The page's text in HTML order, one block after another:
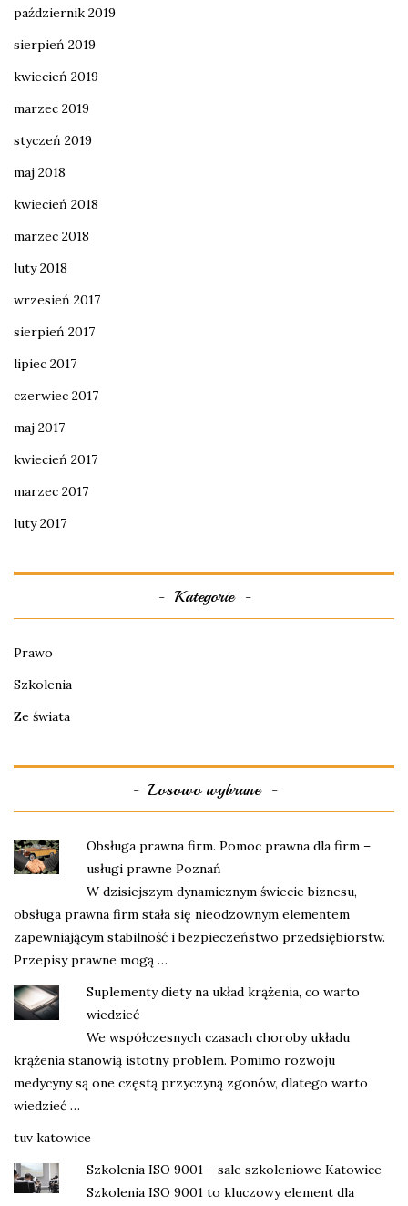
październik 2019
sierpień 2019
kwiecień 2019
marzec 2019
styczeń 2019
maj 2018
kwiecień 2018
marzec 2018
luty 2018
wrzesień 2017
sierpień 2017
lipiec 2017
czerwiec 2017
maj 2017
kwiecień 2017
marzec 2017
luty 2017
Kategorie
Prawo
Szkolenia
Ze świata
Losowo wybrane
Obsługa prawna firm. Pomoc prawna dla firm –
usługi prawne Poznań
W dzisiejszym dynamicznym świecie biznesu,
obsługa prawna firm stała się nieodzownym elementem
zapewniającym stabilność i bezpieczeństwo przedsiębiorstw.
Przepisy prawne mogą …
Suplementy diety na układ krążenia, co warto
wiedzieć
We współczesnych czasach choroby układu
krążenia stanowią istotny problem. Pomimo rozwoju
medycyny są one częstą przyczyną zgonów, dlatego warto
wiedzieć …
tuv katowice
Szkolenia ISO 9001 – sale szkoleniowe Katowice
Szkolenia ISO 9001 to kluczowy element dla